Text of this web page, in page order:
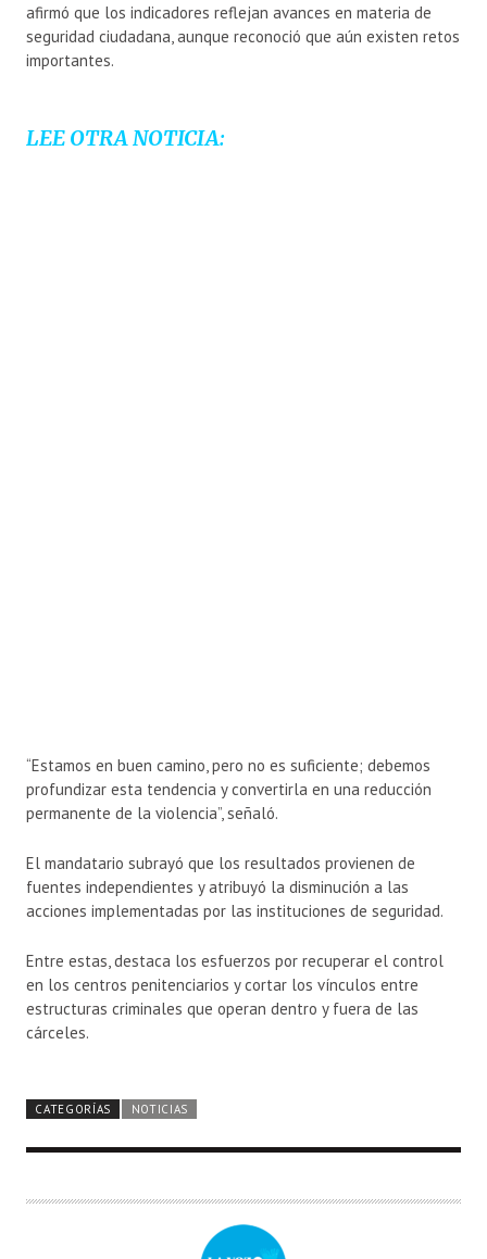
afirmó que los indicadores reflejan avances en materia de
seguridad ciudadana, aunque reconoció que aún existen retos
importantes.
LEE OTRA NOTICIA:
“Estamos en buen camino, pero no es suficiente; debemos
profundizar esta tendencia y convertirla en una reducción
permanente de la violencia”, señaló.
El mandatario subrayó que los resultados provienen de
fuentes independientes y atribuyó la disminución a las
acciones implementadas por las instituciones de seguridad.
Entre estas, destaca los esfuerzos por recuperar el control
en los centros penitenciarios y cortar los vínculos entre
estructuras criminales que operan dentro y fuera de las
cárceles.
CATEGORÍAS NOTICIAS